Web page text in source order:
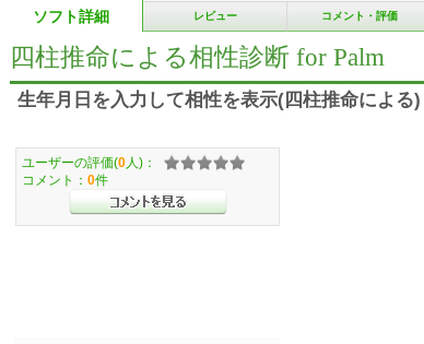
ソフト詳細 レビュー コメント・評価
四柱推命による相性診断 for Palm
生年月日を入力して相性を表示(四柱推命による)
ユーザーの評価(0 人)：
コメント： 0件